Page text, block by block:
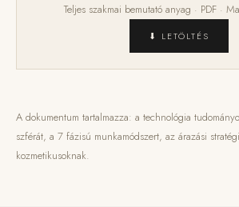
Teljes szakmai bemutató anyag · PDF ·
⬇ LETÖLTÉS
A dokumentum tartalmazza: a technológia
szférát, a 7 fázisú munkamódszert, az árazási
kozmetikusoknak.